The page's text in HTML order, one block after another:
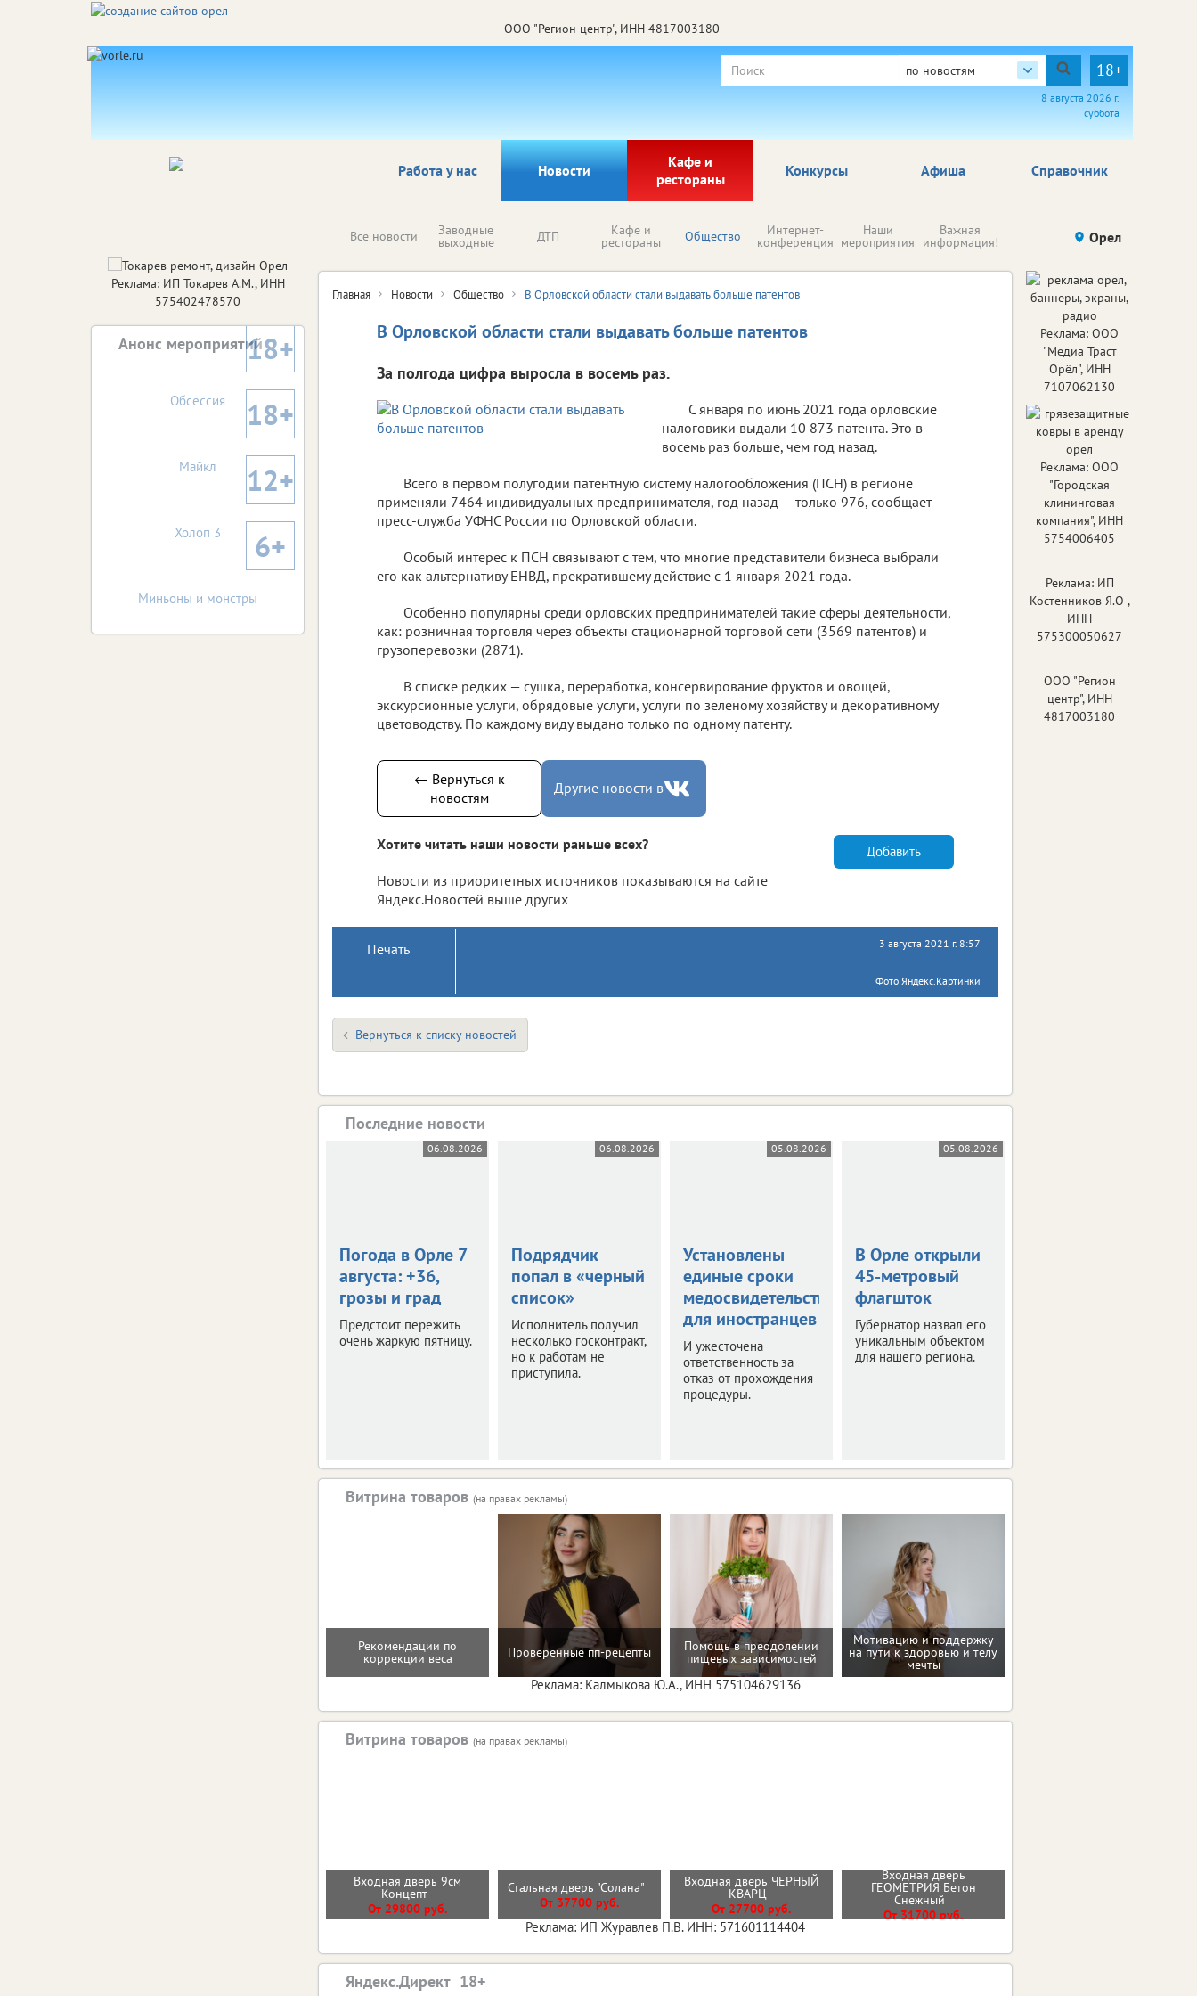
ООО "Регион центр", ИНН 4817003180
по новостям 18+
8 августа 2026 г.
суббота
Работа у нас Новости
Кафе и
рестораны
Афиша Справочник
Конкурсы
Все новости Заводные
выходные ДТП Кафе и
рестораны Общество Интернет-
конференция
Наши
мероприятия
Важная
информация! Происшествия Здоровье
Орел
Главная Новости Общество В Орловской области стали выдавать больше патентов
В Орловской области стали выдавать больше патентов
За полгода цифра выросла в восемь раз.
С января по июнь 2021 года орловские
налоговики выдали 10 873 патента. Это в
восемь раз больше, чем год назад.
Всего в первом полугодии патентную систему налогообложения (ПСН) в регионе
применяли 7464 индивидуальных предпринимателя, год назад — только 976, сообщает
пресс-служба УФНС России по Орловской области.
Особый интерес к ПСН связывают с тем, что многие представители бизнеса выбрали
его как альтернативу ЕНВД, прекратившему действие с 1 января 2021 года.
Особенно популярны среди орловских предпринимателей такие сферы деятельности,
как: розничная торговля через объекты стационарной торговой сети (3569 патентов) и
грузоперевозки (2871).
В списке редких — сушка, переработка, консервирование фруктов и овощей,
экскурсионные услуги, обрядовые услуги, услуги по зеленому хозяйству и декоративному
цветоводству. По каждому виду выдано только по одному патенту.
← Вернуться к
новостям
Другие новости в
Хотите читать наши новости раньше всех?
Новости из приоритетных источников показываются на сайте
Яндекс.Новостей выше других
Добавить
Печать 3 августа 2021 г. 8:57
Фото Яндекс.Картинки
Вернуться к списку новостей
Последние новости
06.08.2026
Погода в Орле 7
августа: +36,
грозы и град
Предстоит пережить
очень жаркую пятницу.
06.08.2026
Подрядчик
попал в «черный
список»
Исполнитель получил
несколько госконтракт,
но к работам не
приступила.
05.08.2026
Установлены
единые сроки
медосвидетельствования
для иностранцев
И ужесточена
ответственность за
отказ от прохождения
процедуры.
05.08.2026
В Орле открыли
45-метровый
флагшток
Губернатор назвал его
уникальным объектом
для нашего региона.
Витрина товаров (на правах рекламы)
Рекомендации по
коррекции веса Проверенные пп-рецепты Помощь в преодолении
пищевых зависимостей
Мотивацию и поддержку
на пути к здоровью и телу
мечты
Реклама: Калмыкова Ю.А., ИНН 575104629136
Витрина товаров (на правах рекламы)
Входная дверь 9см
Концепт
От 29800 руб.
Стальная дверь "Солана"
От 37700 руб.
Входная дверь ЧЕРНЫЙ
КВАРЦ
От 27700 руб.
Входная дверь
ГЕОМЕТРИЯ Бетон
Снежный
От 31700 руб.
Реклама: ИП Журавлев П.В. ИНН: 571601114404
Яндекс.Директ
Реклама: ИП Токарев А.М., ИНН
575402478570
Анонс мероприятий18+
Обсессия 18+
Майкл 12+
Холоп 3 6+
Миньоны и монстры
Реклама: ООО
"Медиа Траст
Орёл", ИНН
7107062130
Реклама: ООО
"Городская
клининговая
компания", ИНН
5754006405
Реклама: ИП
Костенников Я.О ,
ИНН
575300050627
ООО "Регион
центр", ИНН
4817003180